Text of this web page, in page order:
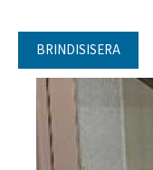
BRINDISISERA